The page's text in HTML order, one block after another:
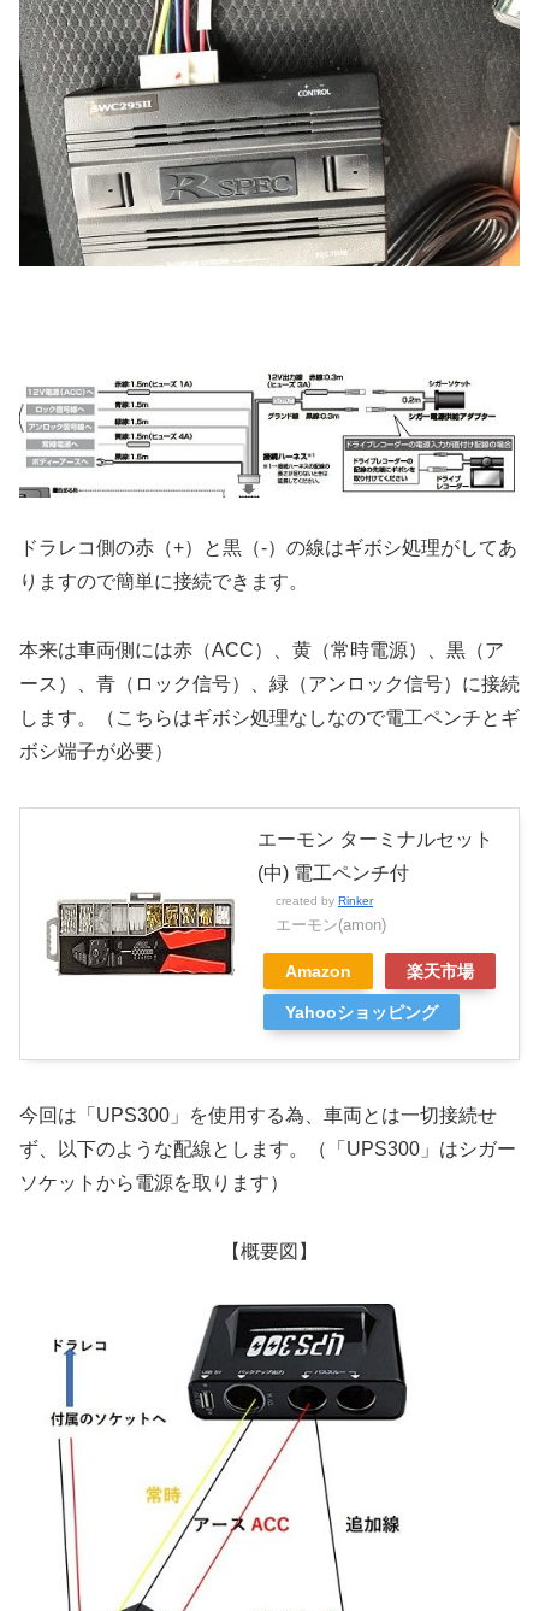
ドラレコ側の赤（+）と黒（-）の線はギボシ処理がしてあ
りますので簡単に接続できます。
本来は車両側には赤（ACC）、黄（常時電源）、黒（ア
ース）、青（ロック信号）、緑（アンロック信号）に接続
します。（こちらはギボシ処理なしなので電工ペンチとギ
ボシ端子が必要）
エーモン ターミナルセット
(中) 電工ペンチ付
created by Rinker
エーモン(amon)
Amazon 楽天市場
Yahooショッピング
今回は「UPS300」を使用する為、車両とは一切接続せ
ず、以下のような配線とします。（「UPS300」はシガー
ソケットから電源を取ります）
【概要図】